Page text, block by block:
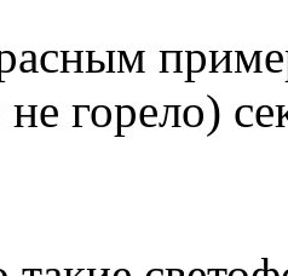
горело)